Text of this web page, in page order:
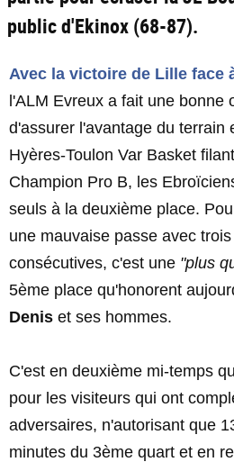
public d'Ekinox (68-87).
Avec la victoire de Lille face
l'ALM Evreux a fait une bonne
d'assurer l'avantage du terrain
Hyères-Toulon Var Basket
Champion Pro B, les
seuls à la deuxième place.
une mauvaise passe avec
consécutives, c'est une "plus
5ème place qu'honorent
Denis et ses hommes.
C'est en deuxième mi-temps
pour les visiteurs qui ont
adversaires, n'autorisant que
minutes du 3ème quart et en